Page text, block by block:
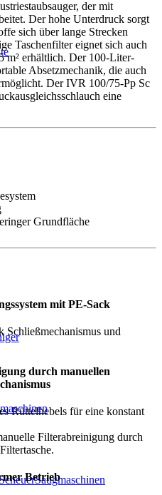
der mit
Der hohe Unterdruck sorgt
sich über lange Strecken
Taschenfilter eignet sich auch
m² erhältlich. Der 100-Liter-
Absetzmechanik, die auch
Der IVR 100/75-Pp Sc
eine
Grundfläche
mit PE-Sack
Schließmechanismus und
durch manuellen
Rüttelhebels für eine konstant
Filterabreinigung durch
Betrieb